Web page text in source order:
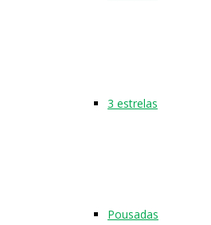
3 estrelas
Pousadas